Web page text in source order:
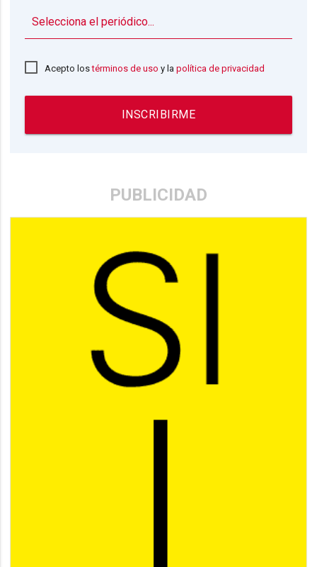
Acepto lostérminos de uso y lapolítica de privacidad
INSCRIBIRME
PUBLICIDAD